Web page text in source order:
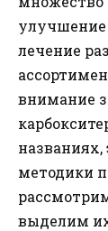
улучшение
лечение
внимание
методики
выделим